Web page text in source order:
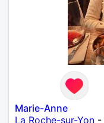
Marie-Anne
La Roche-sur-Yon -